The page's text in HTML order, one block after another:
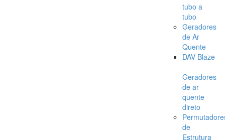
tubo a
tubo
Geradores
de Ar
Quente
DAV Blaze
-
Geradores
de ar
quente
direto
de
Estrutura